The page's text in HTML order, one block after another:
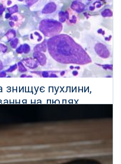
р.
знищує пухлини,
на людях
р.